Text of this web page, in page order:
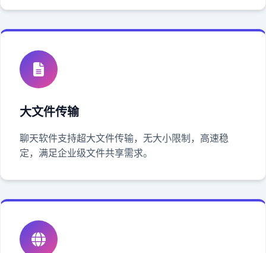
大文件传输
聊天软件支持超大文件传输，无大小限制，高速稳
定，满足企业级文件共享需求。